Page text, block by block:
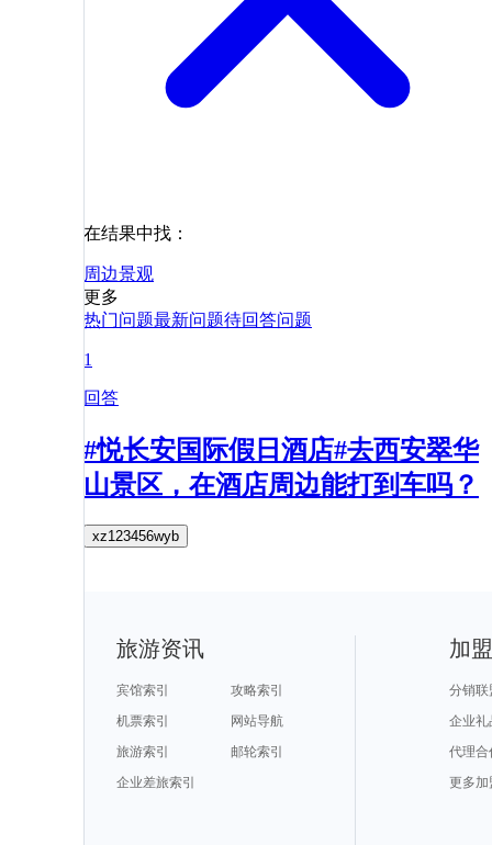
在结果中找：
周边景观
更多
热门问题最新问题待回答问题
1
回答
#悦长安国际假日酒店#去西安翠华
山景区，在酒店周边能打到车吗？
xz123456wyb
旅游资讯
宾馆索引
攻略索引
机票索引
网站导航
旅游索引
邮轮索引
企业差旅索引
加
分销联
企业礼
代理合
更多加